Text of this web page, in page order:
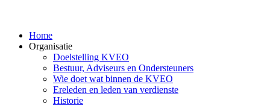
Home
Organisatie
Doelstelling KVEO
Bestuur, Adviseurs en Ondersteuners
Wie doet wat binnen de KVEO
Ereleden en leden van verdienste
Historie